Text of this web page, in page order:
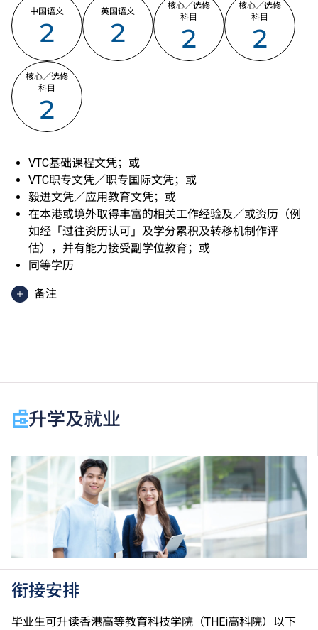
中国语文
2
英国语文
2
核心／选修
科目
2
核心／选修
科目
2
核心／选修
科目
2
VTC基础课程文凭；或
VTC职专文凭／职专国际文凭；或
毅进文凭／应用教育文凭；或
在本港或境外取得丰富的相关工作经验及／或资历（例
如经「过往资历认可」及学分累积及转移机制作评
估），并有能力接受副学位教育；或
同等学历
备注
于申请入学时只可计算一科其他语言科目（丙类科
目）。2024年及以前之其他语言科目取得「D或E级」
香港中学文凭考试科目成绩达「第二级」／「第三
级」。 2025年或以后之法语／德语／西班牙语语言能
力水平达A2或以上、日语达N3或以上 及 韩语达TOPIK
II, 3级或以上，均被接受为一般入学条件中的五科之
一。2026年起，乌尔都语成绩达E级或以上亦会被接
受。详情请按
此处。
绩，于申请入学时会被视为等同香港中学文凭考试科目
成绩达「第二级」。
如五科香港中学文凭考试的其中一科为公民与社会发展
升学及就业
衔接安排
毕业生可升读香港高等教育科技学院（THEi高科院）以下